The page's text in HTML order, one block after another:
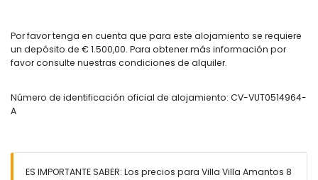
dormitorio con aire acondicionado, cama doble, televisión
y baño en suite
2 dormitorios con aire acondicionado, cada uno con
baño en suite
secador de pelo
2 baños en suite, cada uno con lavabo individual, ducha,
Por favor tenga en cuenta que para este alojamiento se requiere
un depósito de € 1.500,00. Para obtener más información por
favor consulte nuestras condiciones de alquiler.
Número de identificación oficial de alojamiento: CV-VUT0514964-
A
ES IMPORTANTE SABER: Los precios para Villa Villa Amantos 8